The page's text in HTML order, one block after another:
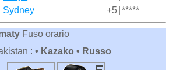
Sydney
+5 *****
Fuso orario
: • Kazako • Russo